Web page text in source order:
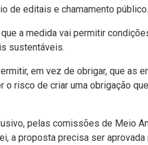
de editais e chamamento público.
a medida vai permitir
sustentáveis.
em vez de obrigar, que
risco de criar uma obrigação
pelas comissões de Meio
a proposta precisa ser aprovada